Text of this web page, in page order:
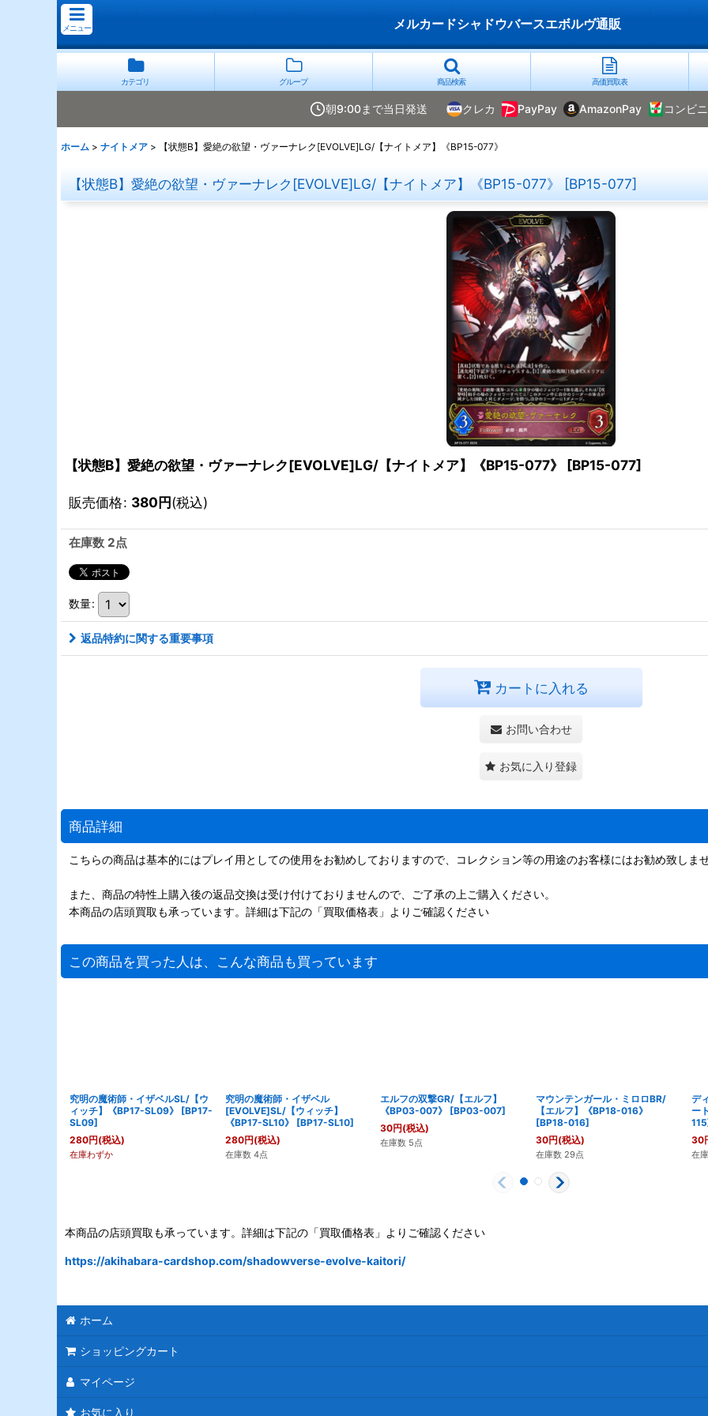
メニュー メルカードシャドウバースエボルヴ通販
カテゴリ グループ 商品検索 高価買取表
朝9:00まで当日発送 クレカ PayPay AmazonPay コンビニ
ホーム > ナイトメア > 【状態B】愛絶の欲望・ヴァーナレク[EVOLVE]LG/【ナイトメア】《BP15-077》
【状態B】愛絶の欲望・ヴァーナレク[EVOLVE]LG/【ナイトメア】《BP15-077》 [BP15-077]
【状態B】愛絶の欲望・ヴァーナレク[EVOLVE]LG/【ナイトメア】《BP15-077》 [BP15-077]
販売価格: 380円(税込)
在庫数 2点
数量:
返品特約に関する重要事項
カートに入れる
お問い合わせ
お気に入り登録
商品詳細
こちらの商品は基本的にはプレイ用としての使用をお勧めしておりますので、コレクション等の用途のお客様にはお勧め致しま
また、商品の特性上購入後の返品交換は受け付けておりませんので、ご了承の上ご購入ください。
本商品の店頭買取も承っています。詳細は下記の「買取価格表」よりご確認ください
この商品を買った人は、こんな商品も買っています
究明の魔術師・イザベルSL/【ウ
ィッチ】《BP17-SL09》
[BP17-
SL09]
280円(税込)
在庫わずか
究明の魔術師・イザベル
[EVOLVE]SL/【ウィッチ】
《BP17-SL10》
[BP17-SL10]
280円(税込)
在庫数 4点
エルフの双撃GR/【エルフ】
《BP03-007》
[BP03-007]
30円(税込)
在庫数 5点
マウンテンガール・ミロロBR/
【エルフ】《BP18-016》
[BP18-016]
30円(税込)
在庫数 29点
デ
ー
115
30
在
本商品の店頭買取も承っています。詳細は下記の「買取価格表」よりご確認ください
https://akihabara-cardshop.com/shadowverse-evolve-kaitori/
ホーム
ショッピングカート
マイページ
お気に入り